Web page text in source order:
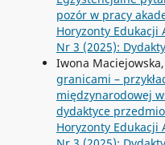
pozór w pracy
Horyzonty Edukacji
Nr 3 (2025):
Iwona Maciejowska,
granicami –
międzynarodowej
dydaktyce
Horyzonty Edukacji